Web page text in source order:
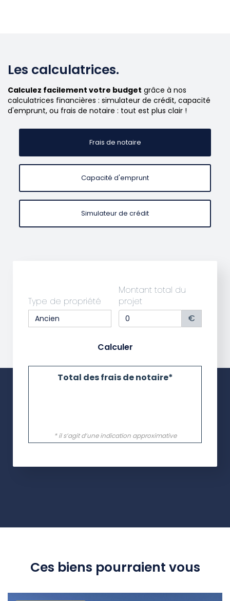
Les calculatrices.
Calculez facilement votre budget grâce à nos
calculatrices financières : simulateur de crédit, capacité
d'emprunt, ou frais de notaire : tout est plus clair !
Frais de notaire
Capacité d'emprunt
Simulateur de crédit
Ces biens pourraient vous